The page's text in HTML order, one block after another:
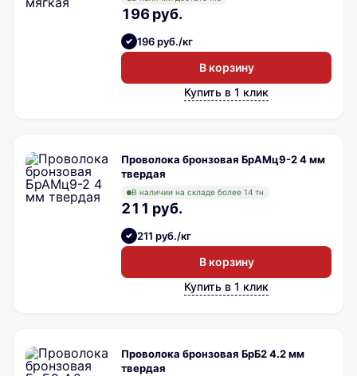
196 руб.
196 руб./кг
В корзину
Купить в 1 клик
Проволока бронзовая БрАМц9-2 4 мм
твердая
В наличии на складе более 14 тн
211 руб.
211 руб./кг
В корзину
Купить в 1 клик
Проволока бронзовая БрБ2 4.2 мм
твердая